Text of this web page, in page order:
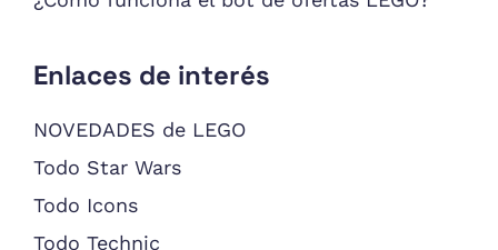
Enlaces de interés
NOVEDADES de LEGO
Todo Star Wars
Todo Icons
Todo Technic